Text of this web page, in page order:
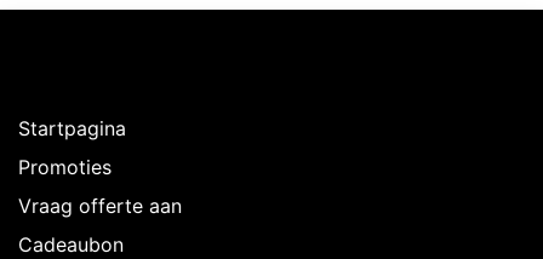
Startpagina
Promoties
Vraag offerte aan
Cadeaubon